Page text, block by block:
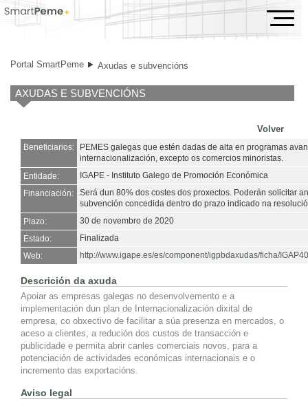
Axudas e subvencións
Portal SmartPeme Axudas e subvencións
AXUDAS E SUBVENCIÓNS
Volver
Beneficiarios:
PEMES galegas que estén dadas de alta en programas
internacionalización, excepto os comercios minoristas.
Entidade:
IGAPE - Instituto Galego de Promoción Económica
Financiación:
Será dun 80% dos costes dos proxectos. Poderán solicitar
subvención concedida dentro do prazo indicado na
Plazo:
30 de novembro de 2020
Estado:
Finalizada
Web:
http://www.igape.es/es/component/igpbdaxudas/ficha/
Descrición da axuda
Apoiar as empresas galegas no desenvolvemento e a
implementación dun plan de Internacionalización dixital de
empresa, co obxectivo de facilitar a súa presenza en mercados, o
aceso a clientes, a redución dos custos de transacción e
publicidade e permita abrir canles comerciais novos, para a
potenciación de actividades económicas internacionais e o
incremento das exportacións.
Aviso legal